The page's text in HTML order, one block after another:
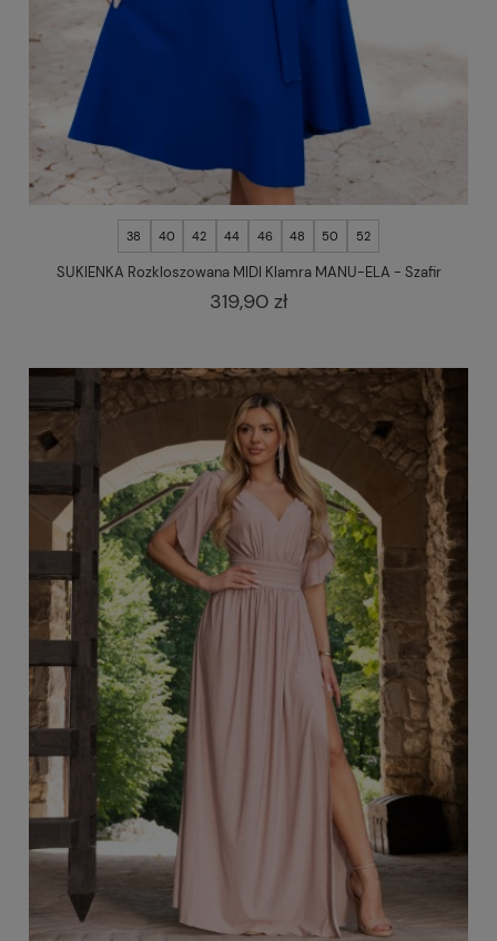
38 40 42 44 46 48 50 52
SUKIENKA Rozkloszowana MIDI Klamra MANU-ELA - Szafir
319,90 zł